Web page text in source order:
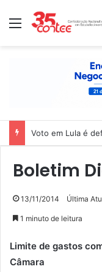
Menu
Voto em Lula é
Boletim
13/11/2014 Última
1 minuto de leitura
Limite de gastos
Câmara